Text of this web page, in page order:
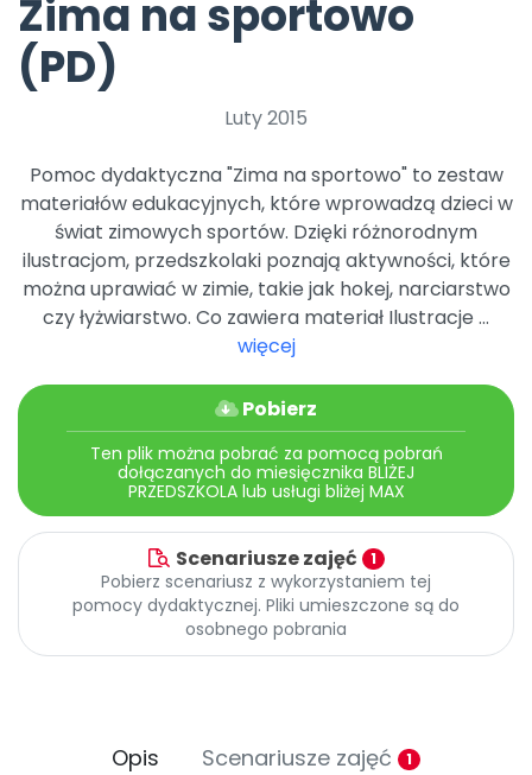
Pomoc
Promocje
Zima na sportowo
(PD)
Luty 2015
Pomoc dydaktyczna "Zima na sportowo" to zestaw
materiałów edukacyjnych, które wprowadzą dzieci w
świat zimowych sportów. Dzięki różnorodnym
ilustracjom, przedszkolaki poznają aktywności, które
można uprawiać w zimie, takie jak hokej, narciarstwo
czy łyżwiarstwo. Co zawiera materiał Ilustracje ...
więcej
Pobierz
Ten plik można pobrać za pomocą pobrań
dołączanych do miesięcznika BLIŻEJ
PRZEDSZKOLA lub usługi bliżej MAX
Scenariusze zajęć 1
Pobierz scenariusz z wykorzystaniem tej
pomocy dydaktycznej. Pliki umieszczone są do
osobnego pobrania
Opis Scenariusze zajęć 1